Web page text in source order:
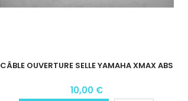
CÂBLE OUVERTURE SELLE YAMAHA XMAX ABS
10,00 €